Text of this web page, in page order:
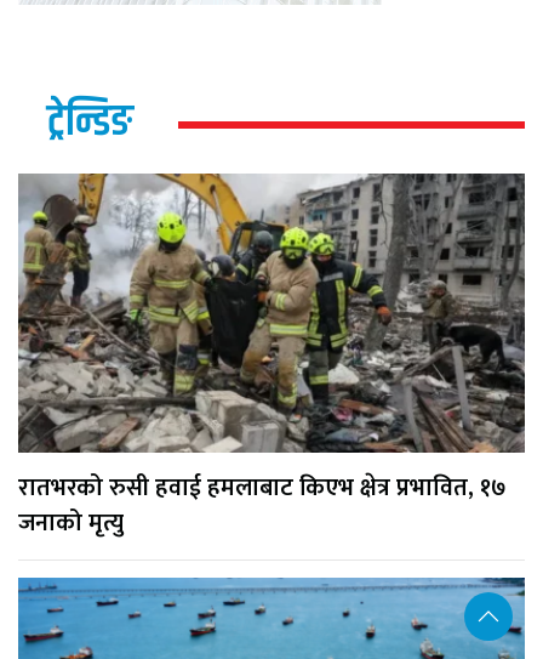
ट्रेन्डिङ
रातभरको रुसी हवाई हमलाबाट किएभ क्षेत्र प्रभावित, १७
जनाको मृत्यु